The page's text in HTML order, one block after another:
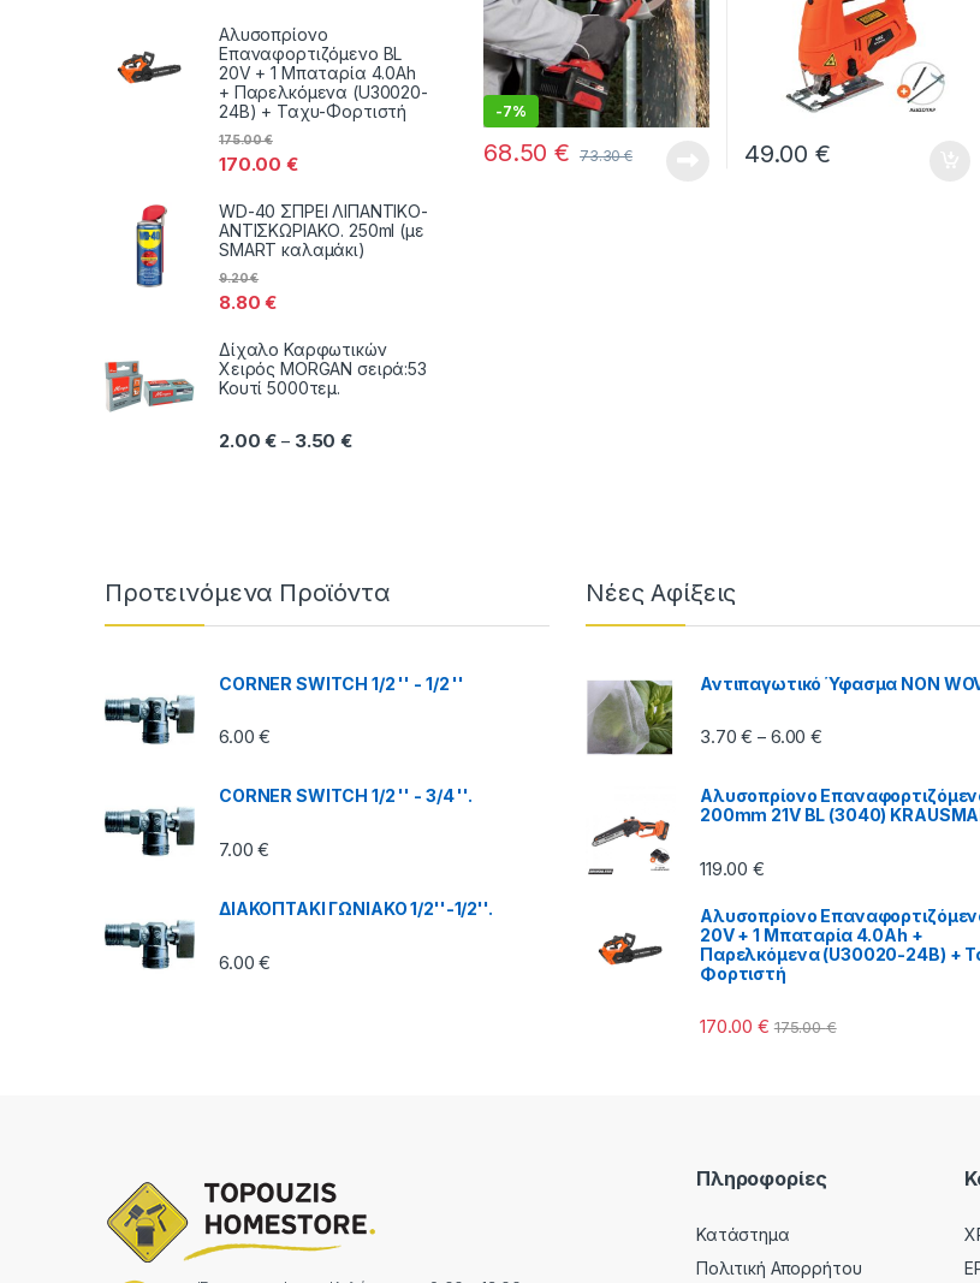
-7%
68.50€ 73.30€ 49.00 €
Αλυσοπρίονο
Επαναφορτιζόμενο BL
20V + 1 Μπαταρία 4.0Ah
+ Παρελκόμενα (U30020-
24B) + Ταχυ-Φορτιστή
170.00€
175.00€
WD-40 ΣΠΡΕΙ ΛΙΠΑΝΤΙΚΟ-
ΑΝΤΙΣΚΩΡΙΑΚΟ. 250ml (με
SMART καλαμάκι)
8.80€
9.20€
Δίχαλο Καρφωτικών
Χειρός MORGAN σειρά:53
Κουτί 5000τεμ.
2.00€ – 3.50€Price range: 2.00 € through 3.50 €
Brands Carousel
Προτεινόμενα Προϊόντα
CORNER SWITCH 1/2 '' - 1/2 ''
6.00€
CORNER SWITCH 1/2 '' - 3/4 ''.
7.00€
ΔΙΑΚΟΠΤΑΚΙ ΓΩΝΙΑΚΟ 1/2''-1/2''.
6.00€
Νέες Αφίξεις
Αντιπαγωτικό Ύφασμα NON
3.70€ – 6.00€ Price range: 3.70
Αλυσοπρίονο
200mm 21V BL (3040)
119.00€
Αλυσοπρίονο
20V + 1 Μπαταρία 4.0Ah +
Παρελκόμενα (U30020-24B) +
Φορτιστή
170.00€ 175.00€
Πληροφορίες
Κατάστημα
Πολιτική Απορρήτου